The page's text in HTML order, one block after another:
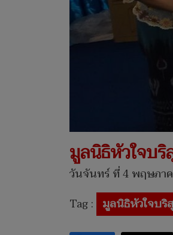
มูลนิธิหัวใจบ
วันจันทร์ ที่ 4 พฤษภา
Tag : มูลนิธิหัวใจบริ